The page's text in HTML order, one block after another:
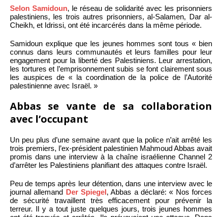
Selon Samidoun, le réseau de solidarité avec les prisonniers
palestiniens, les trois autres prisonniers, al-Salamen, Dar al-
Cheikh, et Idrissi, ont été incarcérés dans la même période.
Samidoun explique que les jeunes hommes sont tous « bien
connus dans leurs communautés et leurs familles pour leur
engagement pour la liberté des Palestiniens. Leur arrestation,
les tortures et l’emprisonnement subis se font clairement sous
les auspices de « la coordination de la police de l’Autorité
palestinienne avec Israël. »
Abbas se vante de sa collaboration
avec l’occupant
Un peu plus d’une semaine avant que la police n’ait arrêté les
trois premiers, l’ex-président palestinien Mahmoud Abbas avait
promis dans une interview à la chaîne israélienne Channel 2
d’arrêter les Palestiniens planifiant des attaques contre Israël.
Peu de temps après leur détention, dans une interview avec le
journal allemand Der Spiegel, Abbas a déclaré: « Nos forces
de sécurité travaillent très efficacement pour prévenir la
terreur. Il y a tout juste quelques jours, trois jeunes hommes